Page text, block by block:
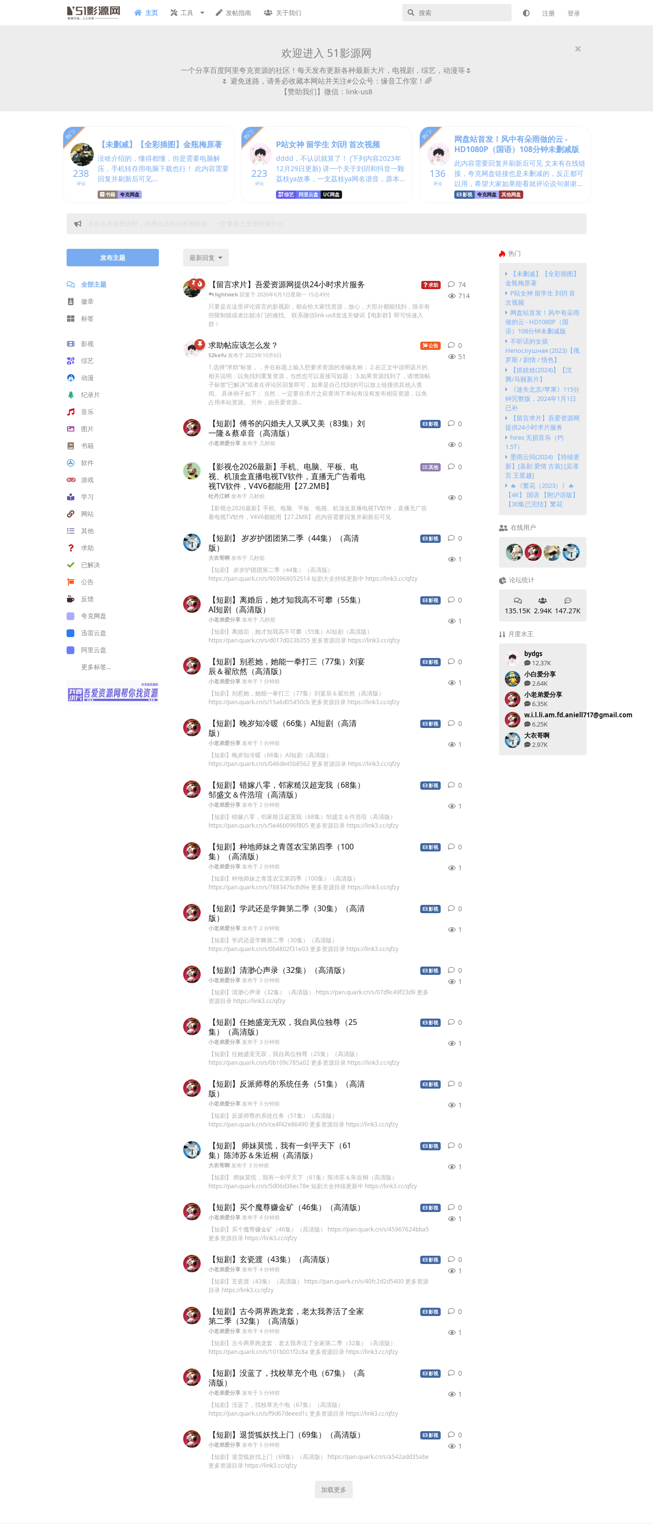
主页 工具 发帖指南 关于我们 注册 登录
欢迎进入 51影源网
一个分享百度阿里夸克资源的社区！每天发布更新各种最新大片，电视剧，综艺，动漫等🌷
🌷 避免迷路，请务必收藏本网站并关注#公众号：缘音工作室！🌈
【赞助我们】微信：link-us8
热门!
238
评论
【未删减】【全彩插图】金瓶梅原著
没啥介绍的，懂得都懂，但是需要电脑解
压，手机转存用电脑下载也行！ 此内容需要
回复并刷新后可见...
书籍 夸克网盘
热门!
223
评论
P站女神 留学生 刘玥 首次视频
dddd，不认识就算了！ (下列内容2023年
12月29日更新) 讲一个关于刘玥和抖音一颗
荔枝ya故事，一支荔枝ya网名谐音，原本叫
做刘梓（zi）。跟刘玥（Spicygum）是亲
姐妹关系，两个人都是6月份生日，父亲是
综艺 阿里云盘 UC网盘
热门!
136
评论
网盘站首发！风中有朵雨做的云 -
HD1080P（国语）108分钟未删减版
此内容需要回复并刷新后可见 文末有在线链
接，夸克网盘链接也是未删减的，反正都可
以用，希望大家如果能看就评论说句谢谢！
没什么介绍的，今天因为吃瓜群里的一张动
影视 夸克网盘 其他网盘
发布主题
全部主题
徽章
标签
影视
综艺
动漫
纪录片
音乐
图片
书籍
软件
游戏
学习
网站
其他
求助
已解决
公告
反馈
夸克网盘
迅雷云盘
阿里云盘
更多标签...
最新回复
【留言求片】吾爱资源网提供24小时求片服务 求助
lightweb 回复于 2026年6月1日星期一 15点49分 714
只要是在这里评论留言的影视剧，都会给大家找资源，放心，大部分都能找到，除非有
些限制级或者比较冷门的难找。 联系微信link-us8发送关键词【电影群】即可快速入
群！
74
求助帖应该怎么发？ 公告
52kefu 发布于 2023年10月6日 51
1.选择“求助”标签，，并在标题上输入想要求资源的准确名称； 2.在正文中说明该片的
相关说明，以免找到重复资源，当然也可以直接写如题； 3.如果资源找到了，请增加帖
子标签“已解决”或者在评论区回复即可，如果是自己找到的可以放上链接供其他人查
阅。 具体例子如下： 当然，一定要在求片之前查询下本站有没有发布相应资源，以免
占用本站资源。 另外，由吾爱资源...
0
【短剧】傅爷的闪婚夫人又飒又美（83集）刘
一隆＆蔡卓音（高清版）
影视
小老弟爱分享 发布于 几秒前 0
0
【影视仓2026最新】手机、电脑、平板、电
视、机顶盒直播电视TV软件，直播无广告看电
视TV软件，V4V6都能用【27.2MB】
其他
牡丹江畔 发布于 几秒前 0
【影视仓2026最新】手机、电脑、平板、电视、机顶盒直播电视TV软件，直播无广告
看电视TV软件，V4V6都能用【27.2MB】 此内容需要回复并刷新后可见
0
【短剧】 岁岁护团团第二季（44集）（高清
版）
影视
大衣哥啊 发布于 几秒前 1
【短剧】 岁岁护团团第二季（44集）（高清版）
https://pan.quark.cn/s/903968052514 短剧大全持续更新中 https://link3.cc/qfzy
0
【短剧】离婚后，她才知我高不可攀（55集）
AI短剧（高清版）
影视
小老弟爱分享 发布于 几秒前 1
【短剧】离婚后，她才知我高不可攀（55集）AI短剧（高清版）
https://pan.quark.cn/s/d017d023b355 更多资源目录 https://link3.cc/qfzy
0
【短剧】别惹她，她能一拳打三（77集）刘宴
辰＆翟欣然（高清版）
影视
小老弟爱分享 发布于 1 分钟前 1
【短剧】别惹她，她能一拳打三（77集）刘宴辰＆翟欣然（高清版）
https://pan.quark.cn/s/15a6d05450cb 更多资源目录 https://link3.cc/qfzy
0
【短剧】晚岁知冷暖（66集）AI短剧（高清
版）
影视
小老弟爱分享 发布于 1 分钟前 1
【短剧】晚岁知冷暖（66集）AI短剧（高清版）
https://pan.quark.cn/s/046de45b8562 更多资源目录 https://link3.cc/qfzy
0
【短剧】错嫁八零，邻家糙汉超宠我（68集）
邹盛文＆仵浩瑄（高清版）
影视
小老弟爱分享 发布于 2 分钟前 1
【短剧】错嫁八零，邻家糙汉超宠我（68集）邹盛文＆仵浩瑄（高清版）
https://pan.quark.cn/s/5e46b096f805 更多资源目录 https://link3.cc/qfzy
0
【短剧】种地师妹之青莲农宝第四季（100
集）（高清版）
影视
小老弟爱分享 发布于 2 分钟前 1
【短剧】种地师妹之青莲农宝第四季（100集）（高清版）
https://pan.quark.cn/s/7883476c8d9e 更多资源目录 https://link3.cc/qfzy
0
【短剧】学武还是学舞第二季（30集）（高清
版）
影视
小老弟爱分享 发布于 2 分钟前 1
【短剧】学武还是学舞第二季（30集）（高清版）
https://pan.quark.cn/s/0b4802f31e03 更多资源目录 https://link3.cc/qfzy
0
【短剧】清渺心声录（32集）（高清版） 影视
小老弟爱分享 发布于 3 分钟前 1
【短剧】清渺心声录（32集）（高清版） https://pan.quark.cn/s/07d9c49f23d9 更多
资源目录 https://link3.cc/qfzy
0
【短剧】任她盛宠无双，我自凤位独尊（25
集）（高清版）
影视
小老弟爱分享 发布于 3 分钟前 1
【短剧】任她盛宠无双，我自凤位独尊（25集）（高清版）
https://pan.quark.cn/s/0b109c785a02 更多资源目录 https://link3.cc/qfzy
0
【短剧】反派师尊的系统任务（51集）（高清
版）
影视
小老弟爱分享 发布于 3 分钟前 1
【短剧】反派师尊的系统任务（51集）（高清版）
https://pan.quark.cn/s/ce4f42e86490 更多资源目录 https://link3.cc/qfzy
0
【短剧】 师妹莫慌，我有一剑平天下（61
集）陈沛苏＆朱近桐（高清版）
影视
大衣哥啊 发布于 3 分钟前 1
【短剧】 师妹莫慌，我有一剑平天下（61集）陈沛苏＆朱近桐（高清版）
https://pan.quark.cn/s/5d06d36ec78e 短剧大全持续更新中 https://link3.cc/qfzy
0
【短剧】买个魔尊赚金矿（46集）（高清版） 影视
小老弟爱分享 发布于 4 分钟前 1
【短剧】买个魔尊赚金矿（46集）（高清版） https://pan.quark.cn/s/45967624bba5
更多资源目录 https://link3.cc/qfzy
0
【短剧】玄瓷渡（43集）（高清版） 影视
小老弟爱分享 发布于 4 分钟前 1
【短剧】玄瓷渡（43集）（高清版） https://pan.quark.cn/s/40fc2d2d5400 更多资源
目录 https://link3.cc/qfzy
0
【短剧】古今两界跑龙套，老太我养活了全家
第二季（32集）（高清版）
影视
小老弟爱分享 发布于 4 分钟前 1
【短剧】古今两界跑龙套，老太我养活了全家第二季（32集）（高清版）
https://pan.quark.cn/s/101b001f2c8a 更多资源目录 https://link3.cc/qfzy
0
【短剧】没蓝了，找校草充个电（67集）（高
清版）
影视
小老弟爱分享 发布于 5 分钟前 1
【短剧】没蓝了，找校草充个电（67集）（高清版）
https://pan.quark.cn/s/f9d67deeed1c 更多资源目录 https://link3.cc/qfzy
0
【短剧】退货狐妖找上门（69集）（高清版） 影视
小老弟爱分享 发布于 5 分钟前 1
【短剧】退货狐妖找上门（69集）（高清版） https://pan.quark.cn/s/a542add35abe
更多资源目录 https://link3.cc/qfzy
0
加载更多
热门
【未删减】【全彩插图】
金瓶梅原著
P站女神 留学生 刘玥 首
次视频
网盘站首发！风中有朵雨
做的云 - HD1080P（国
语）108分钟未删减版
不听话的女孩
Непослушная (2023)【俄
罗斯 / 剧情 / 情色】
【抓娃娃(2024)】【沈
腾/马丽新片】
《迷失北京/苹果》115分
钟完整版，2024年1月1日
已补
【留言求片】吾爱资源网
提供24小时求片服务
hires 无损音乐（约
1.5T）
墨雨云间(2024) 【持续更
新】[喜剧 爱情 古装] [吴谨
言 王星越]
🔥《繁花（2023）》🔥
【4K】 国语 【附沪语版】
【30集已完结】繁花
在线用户
论坛统计
135.15K 2.94K 147.27K
月度水王
bydgs
12.37K
小白爱分享
2.64K
小老弟爱分享
6.35K
w.i.l.li.am.fd.aniell717@gmail.com
6.25K
大衣哥啊
2.97K